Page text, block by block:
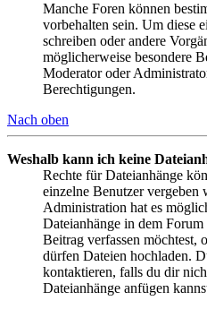
Manche Foren können
vorbehalten sein. Um diese
schreiben oder andere
möglicherweise besondere
Moderator oder
Berechtigungen.
Nach oben
Weshalb kann ich keine
Rechte für Dateianhänge
einzelne Benutzer vergeben
Administration hat es
Dateianhänge in dem
Beitrag verfassen möchtest,
dürfen Dateien hochladen.
kontaktieren, falls du dir
Dateianhänge anfügen